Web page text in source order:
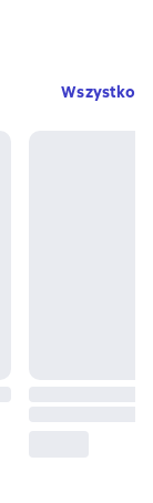
Wszystko